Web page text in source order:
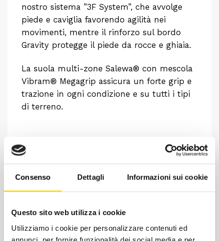
Consenso Dettagli Informazioni sui cookie
Questo sito web utilizza i cookie
Utilizziamo i cookie per personalizzare contenuti ed
nostro sistema ”3F System”, che avvolge
piede e caviglia favorendo agilità nei
movimenti, mentre il rinforzo sul bordo
Gravity protegge il piede da rocce e ghiaia.
La suola multi-zone Salewa® con mescola
Vibram® Megagrip assicura un forte grip e
trazione in ogni condizione e su tutti i tipi
di terreno.